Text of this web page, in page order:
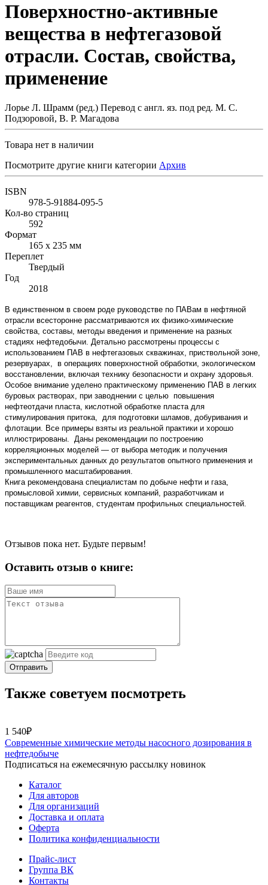
Поверхностно-активные
вещества в нефтегазовой
отрасли. Состав, свойства,
применение
Лорье Л. Шрамм (ред.) Перевод с англ. яз. под ред. М. С.
Подзоровой, В. Р. Магадова
Товара нет в наличии
Посмотрите другие книги категории Архив
ISBN
978-5-91884-095-5
Кол-во страниц
592
Формат
165 х 235 мм
Переплет
Твердый
Год
2018
В единственном в своем роде руководстве по ПАВам в нефтяной
отрасли всесторонне рассматриваются их физико-химические
свойства, составы, методы введения и применение на разных
стадиях нефтедобычи. Детально рассмотрены процессы с
использованием ПАВ в нефтегазовых скважинах, приствольной зоне,
резервуарах, в операциях поверхностной обработки, экологическом
восстановлении, включая технику безопасности и охрану здоровья.
Особое внимание уделено практическому применению ПАВ в легких
буровых растворах, при заводнении с целью повышения
нефтеотдачи пласта, кислотной обработке пласта для
стимулирования притока, для подготовки шламов, добуривания и
флотации. Все примеры взяты из реальной практики и хорошо
иллюстрированы. Даны рекомендации по построению
корреляционных моделей — от выбора методик и получения
экспериментальных данных до результатов опытного применения и
промышленного масштабирования.
Книга рекомендована специалистам по добыче нефти и газа,
промысловой химии, сервисных компаний, разработчикам и
поставщикам реагентов, студентам профильных специальностей.
Отзывов пока нет. Будьте первым!
Оставить отзыв о книге:
Отправить
Также советуем посмотреть
1 540₽
Современные химические методы насосного дозирования в
нефтедобыче
Подписаться на ежемесячную рассылку новинок
Каталог
Для авторов
Для организаций
Доставка и оплата
Оферта
Политика конфиденциальности
Прайс-лист
Группа ВК
Контакты